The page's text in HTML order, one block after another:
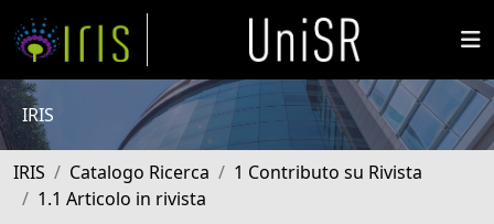
IRIS
IRIS Catalogo Ricerca
1 Contributo su Rivista
1.1 Articolo in rivista